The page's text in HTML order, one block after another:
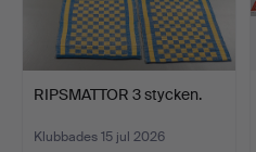
RIPSMATTOR 3 stycken.
Klubbades 15 jul 2026